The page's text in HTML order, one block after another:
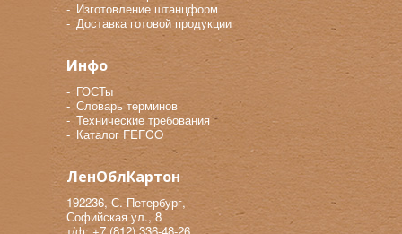
Изготовление штанцформ
Доставка готовой продукции
Инфо
ГОСТы
Словарь терминов
Технические требования
Каталог FEFCO
ЛенОблКартон
192236, С.-Петербург,
Софийская ул., 8